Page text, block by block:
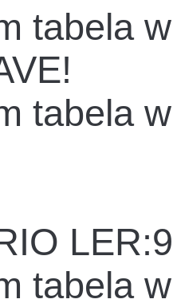
tabela
tabela
tabela